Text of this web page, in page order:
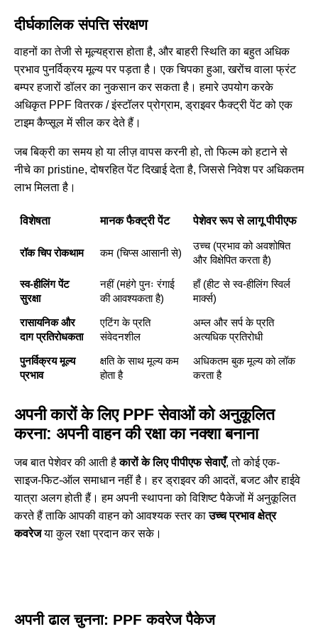
दीर्घकालिक संपत्ति संरक्षण
वाहनों का तेजी से मूल्यह्रास होता है, और बाहरी स्थिति का बहुत अधिक
प्रभाव पुनर्विक्रय मूल्य पर पड़ता है। एक चिपका हुआ, खरोंच वाला फ्रंट
बम्पर हजारों डॉलर का नुकसान कर सकता है। हमारे उपयोग करके
अधिकृत PPF वितरक / इंस्टॉलर प्रोग्राम, ड्राइवर फैक्ट्री पेंट को एक
टाइम कैप्सूल में सील कर देते हैं।
जब बिक्री का समय हो या लीज़ वापस करनी हो, तो फिल्म को हटाने से
नीचे का pristine, दोषरहित पेंट दिखाई देता है, जिससे निवेश पर अधिकतम
लाभ मिलता है।
विशेषता मानक फैक्ट्री पेंट पेशेवर रूप से लागू पीपीएफ
रॉक चिप रोकथाम कम (चिप्स आसानी से)
उच्च (प्रभाव को अवशोषित
और विक्षेपित करता है)
स्व-हीलिंग पेंट
सुरक्षा
नहीं (महंगे पुनः रंगाई
की आवश्यकता है)
हाँ (हीट से स्व-हीलिंग स्विर्ल
मार्क्स)
रासायनिक और
दाग प्रतिरोधकता
एटिंग के प्रति
संवेदनशील
अम्ल और सर्प के प्रति
अत्यधिक प्रतिरोधी
पुनर्विक्रय मूल्य
प्रभाव
क्षति के साथ मूल्य कम
होता है
अधिकतम बुक मूल्य को लॉक
करता है
अपनी कारों के लिए PPF सेवाओं को अनुकूलित
करना: अपनी वाहन की रक्षा का नक्शा बनाना
जब बात पेशेवर की आती हैकारों के लिए पीपीएफ सेवाएँ, तो कोई एक-
साइज-फिट-ऑल समाधान नहीं है। हर ड्राइवर की आदतें, बजट और हाईवे
यात्रा अलग होती हैं। हम अपनी स्थापना को विशिष्ट पैकेजों में अनुकूलित
करते हैं ताकि आपकी वाहन को आवश्यक स्तर काउच्च प्रभाव क्षेत्र
कवरेजया कुल रक्षा प्रदान कर सके।
अपनी ढाल चुनना: PPF कवरेज पैकेज